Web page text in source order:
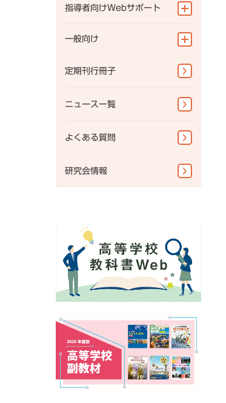
日本史探究
公共
日本史探究
公共
公民
指導者向けWebサポート
指導書Webサポート
一般向け
地図帳・一般書籍
地球儀
定期刊行冊子
ニュース一覧
よくある質問
研究会情報